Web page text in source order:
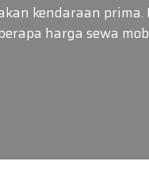
kendaraan prima.
harga sewa